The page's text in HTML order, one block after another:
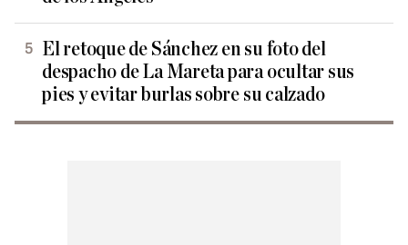
El retoque de Sánchez en su foto del
despacho de La Mareta para ocultar sus
pies y evitar burlas sobre su calzado